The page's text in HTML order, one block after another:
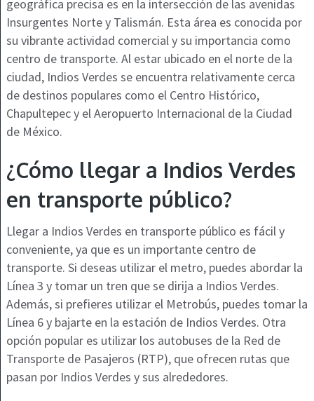
geográfica precisa es en la intersección de las avenidas
Insurgentes Norte y Talismán. Esta área es conocida por
su vibrante actividad comercial y su importancia como
centro de transporte. Al estar ubicado en el norte de la
ciudad, Indios Verdes se encuentra relativamente cerca
de destinos populares como el Centro Histórico,
Chapultepec y el Aeropuerto Internacional de la Ciudad
de México.
¿Cómo llegar a Indios Verdes
en transporte público?
Llegar a Indios Verdes en transporte público es fácil y
conveniente, ya que es un importante centro de
transporte. Si deseas utilizar el metro, puedes abordar la
Línea 3 y tomar un tren que se dirija a Indios Verdes.
Además, si prefieres utilizar el Metrobús, puedes tomar la
Línea 6 y bajarte en la estación de Indios Verdes. Otra
opción popular es utilizar los autobuses de la Red de
Transporte de Pasajeros (RTP), que ofrecen rutas que
pasan por Indios Verdes y sus alrededores.